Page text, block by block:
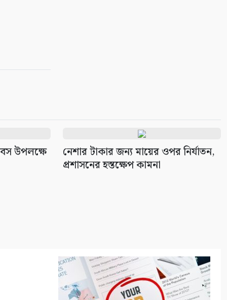
উপলক্ষে
নেশার টাকার জন্য মায়ের ওপর নির্যাতন,
প্রশাসনের হস্তক্ষেপ কামনা